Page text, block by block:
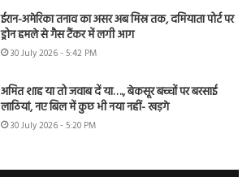
ईरान-अमेरिका तनाव का असर अब मिस्र तक, दमियाता पोर्ट पर
ड्रोन हमले से गैस टैंकर में लगी आग
30 July 2026 - 5:42 PM
अमित शाह या तो जवाब दें या…., बेकसूर बच्चों पर बरसाई
लाठियां, नए बिल में कुछ भी नया नहीं- खड़गे
30 July 2026 - 5:20 PM